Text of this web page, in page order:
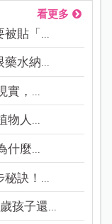
看更多
貼「...
藥水納...
實，...
物人...
什麼...
訣！...
孩子還...